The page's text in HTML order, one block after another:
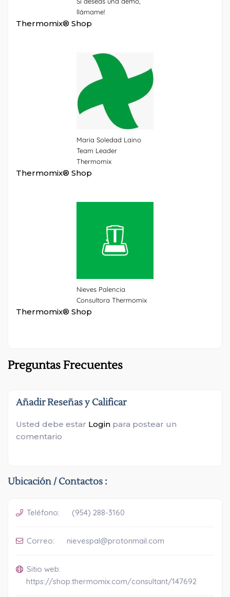
llámame!
Thermomix® Shop
Maria Soledad Laino
Team Leader
Thermomix
Thermomix® Shop
Nieves Palencia
Consultora Thermomix
Thermomix® Shop
Preguntas Frecuentes
Añadir Reseñas y Calificar
Usted debe estar Login para postear un
comentario
Ubicación / Contactos :
Teléfono: (954) 288-3160
Correo: nievespal@protonmail.com
Sitio web:
https://shop.thermomix.com/consultant/147692